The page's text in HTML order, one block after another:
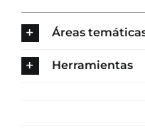
Áreas
Herramientas